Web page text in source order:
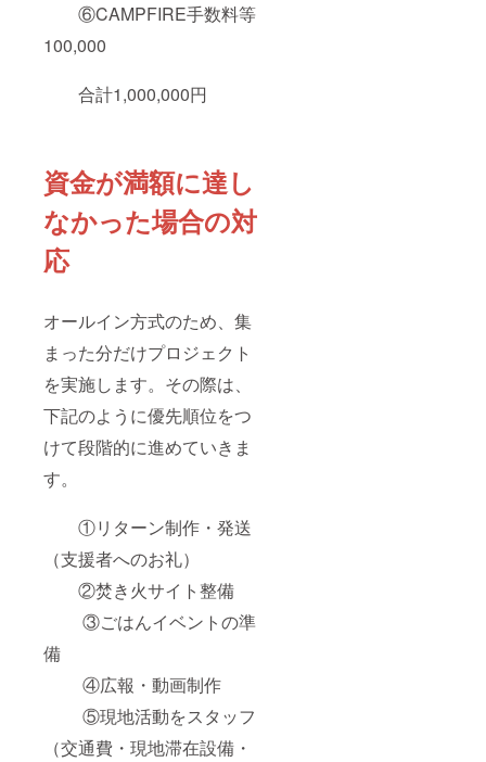
⑥CAMPFIRE手数料等
100,000
合計1,000,000円
資金が満額に達し
なかった場合の対
応
オールイン方式のため、集
まった分だけプロジェクト
を実施します。その際は、
下記のように優先順位をつ
けて段階的に進めていきま
す。
①リターン制作・発送
（支援者へのお礼）
②焚き火サイト整備
③ごはんイベントの準
備
④広報・動画制作
⑤現地活動をスタッフ
（交通費・現地滞在設備・